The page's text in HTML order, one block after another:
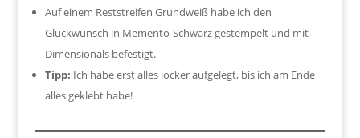
Auf einem Reststreifen Grundweiß habe ich den
Glückwunsch in Memento-Schwarz gestempelt und mit
Dimensionals befestigt.
Tipp: Ich habe erst alles locker aufgelegt, bis ich am Ende
alles geklebt habe!